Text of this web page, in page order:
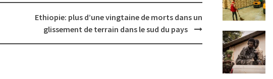
Ethiopie: plus d’une vingtaine de morts dans un
glissement de terrain dans le sud du pays